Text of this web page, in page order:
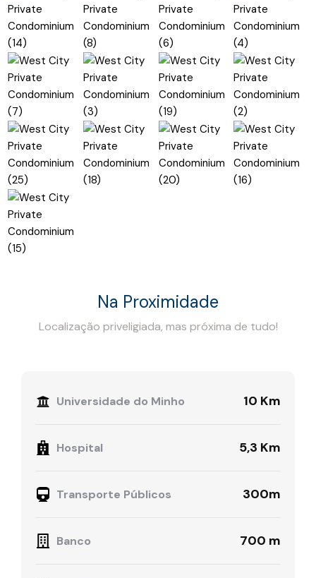
Na Proximidade
Localização priveligiada, mas próxima de tudo!
Universidade do Minho 10 Km
Hospital 5,3 Km
Transporte Públicos 300m
Banco 700 m